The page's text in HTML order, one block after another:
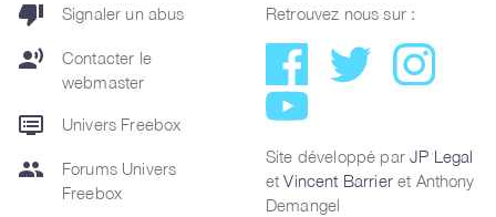
thumb_down Signaler un abus
record_voice_over
Contacter le
webmaster
dvr Univers Freebox
group
Forums Univers
Freebox
Retrouvez nous sur :
Site développé parJP Legal
etVincent Barrieret Anthony
Demangel